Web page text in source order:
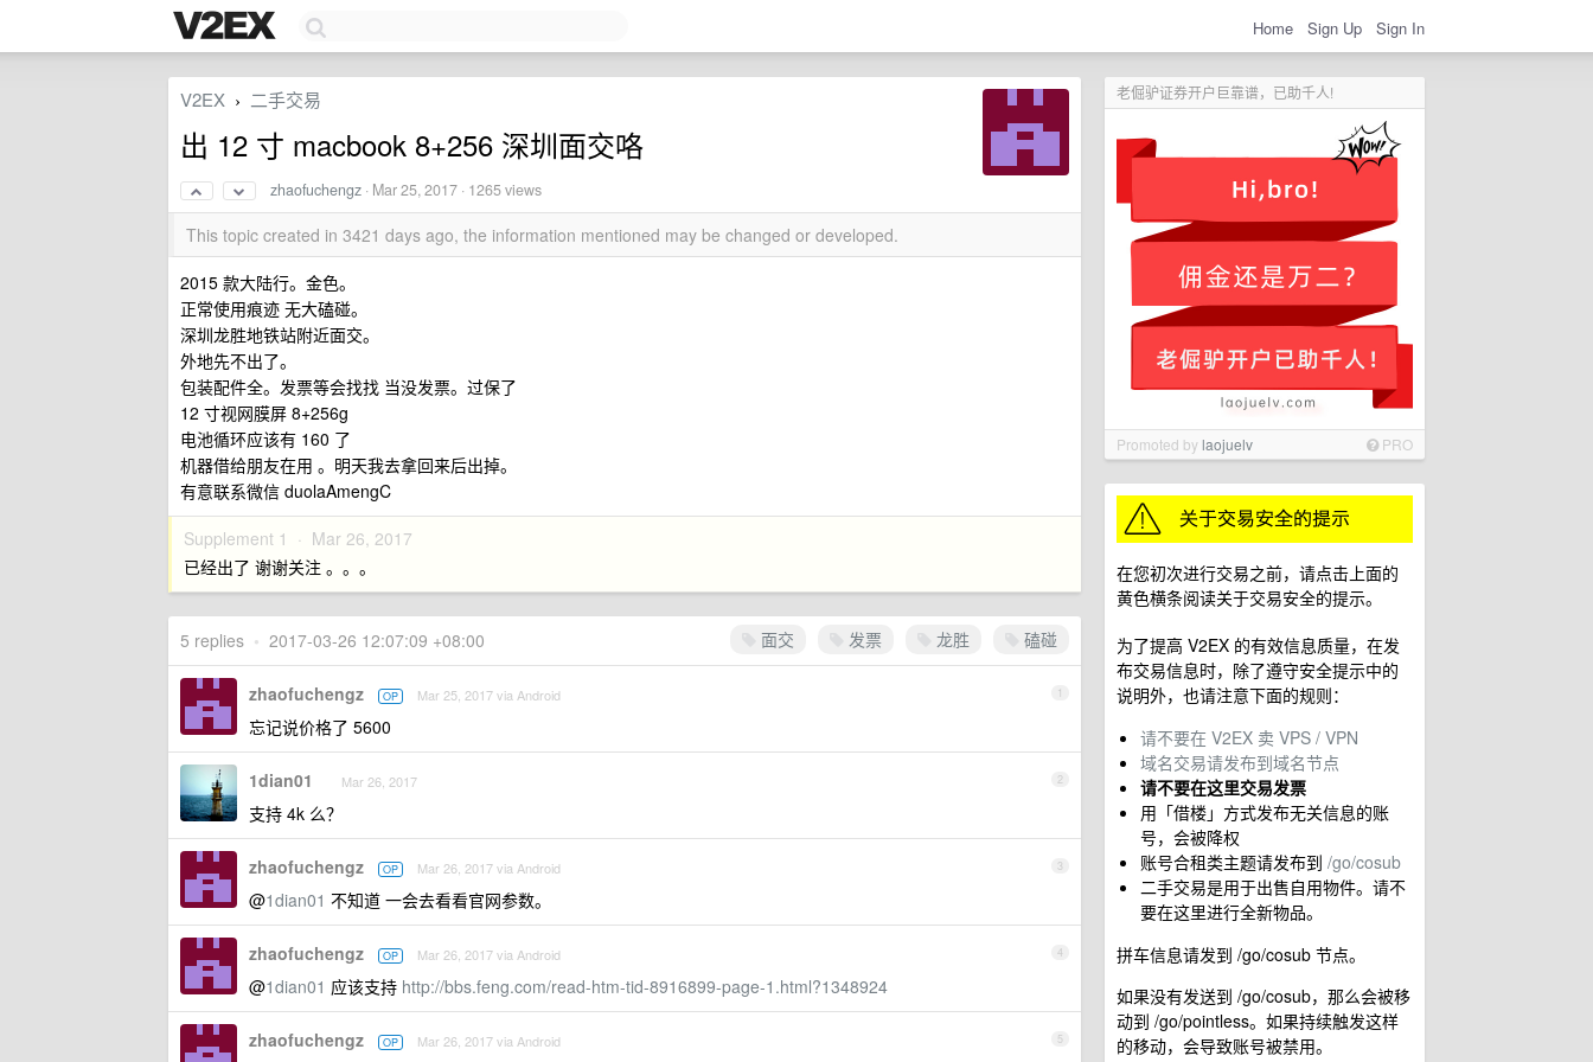
Home Sign Up Sign In
老倔驴证券开户巨靠谱，已助千人!
Promoted bylaojuelv PRO
在您初次进行交易之前，请点击上面的
黄色横条阅读关于交易安全的提示。
为了提高 V2EX 的有效信息质量，在发
布交易信息时，除了遵守安全提示中的
说明外，也请注意下面的规则：
请不要在 V2EX 卖 VPS / VPN
域名交易请发布到域名节点
请不要在这里交易发票
用「借楼」方式发布无关信息的账
号，会被降权
账号合租类主题请发布到 /go/cosub
二手交易是用于出售自用物件。请不
要在这里进行全新物品。
拼车信息请发到 /go/cosub 节点。
如果没有发送到 /go/cosub，那么会被移
动到 /go/pointless。如果持续触发这样
的移动，会导致账号被禁用。
V2EX › 二手交易
出 12 寸 macbook 8+256 深圳面交咯
zhaofuchengz · Mar 25, 2017 · 1265 views
This topic created in 3421 days ago, the information mentioned may be changed or developed.
2015 款大陆行。金色。
正常使用痕迹 无大磕碰。
深圳龙胜地铁站附近面交。
外地先不出了。
包装配件全。发票等会找找 当没发票。过保了
12 寸视网膜屏 8+256g
电池循环应该有 160 了
机器借给朋友在用 。明天我去拿回来后出掉。
有意联系微信 duolaAmengC
Supplement 1 · Mar 26, 2017
已经出了 谢谢关注 。。。
面交 发票 龙胜 磕碰
5 replies • 2017-03-26 12:07:09 +08:00
1
zhaofuchengz OP Mar 25, 2017 via Android
忘记说价格了 5600
2
1dian01 Mar 26, 2017
支持 4k 么？
3
zhaofuchengz OP Mar 26, 2017 via Android
@1dian01 不知道 一会去看看官网参数。
4
zhaofuchengz OP Mar 26, 2017 via Android
@1dian01 应该支持 http://bbs.feng.com/read-htm-tid-8916899-page-1.html?1348924
5
zhaofuchengz OP Mar 26, 2017 via Android